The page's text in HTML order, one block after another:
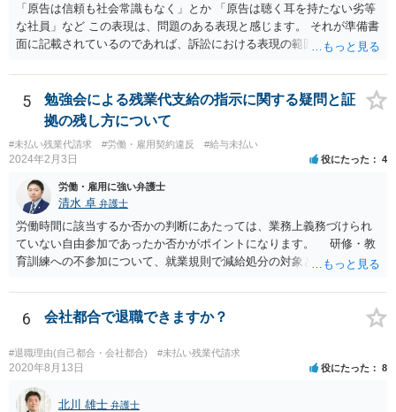
「原告は信頼も社会常識もなく」とか 「原告は聴く耳を持たない劣等
な社員」など この表現は、問題のある表現と感じます。 それが準備書
面に記載されているのであれば、訴訟における表現の範囲を超えてい
5
勉強会による残業代支給の指示に関する疑問と証
拠の残し方について
#未払い残業代請求 #労働・雇用契約違反 #給与未払い
2024年2月3日 役にたった 4
労働・雇用に強い弁護士
清水 卓 弁護士
労働時間に該当するか否かの判断にあたっては、業務上義務づけられ
ていない自由参加であったか否かがポイントになります。 研修・教
育訓練への不参加について、就業規則で減給処分の対象とされていた
上参加を強制されている場合には、研修・教育訓練であっても 労働時
間に該当するものと考えられています。 実務でも勉強会で習ったソ
フトウェアを使用している、勉強会で出さた課題の提出を会社から求
められていること等からすると、参加しないと業務に支障が出る可能
性があり、事実上参加せざるを得なかったとも言えそうです。 開催
日時•場所、開催された勉強会の内容、出された課題、提出した課題の
回答等を証拠として押さえておくことが考えられます。 職場を管轄
6 会社都合で退職できますか？
#退職理由(自己都合・会社都合) #未払い残業代請求
2020年8月13日 役にたった 8
北川 雄士 弁護士